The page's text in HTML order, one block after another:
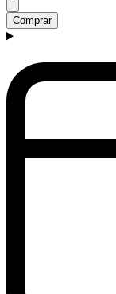
Comprar